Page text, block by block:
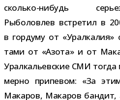
сколько-​нибудь
Рыболовлев встре­тил в
в гор­думу от «Уралкалия»
тами от «Азота» и от
Уралкальевские СМИ
мерно при­пе­вом: «За
Макаров, Макаров бан­дит,